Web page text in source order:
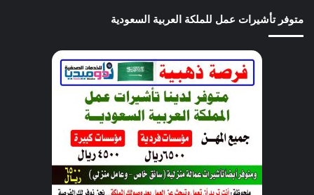
متوفر تأشيرات عمل للملكة العربية السعودية